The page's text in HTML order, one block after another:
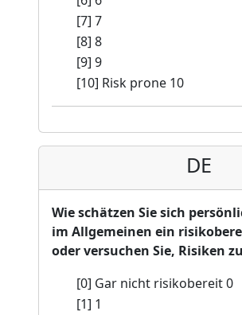
[7] 7
[8] 8
[9] 9
[10] Risk prone 10
DE
Wie schätzen Sie sich
im Allgemeinen ein
oder versuchen Sie, Risiken
[0] Gar nicht risikobereit 0
[1] 1